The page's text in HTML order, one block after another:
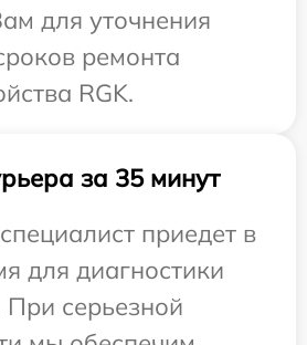
для уточнения
ремонта
RGK.
за 35 минут
приедет в
для диагностики
При серьезной